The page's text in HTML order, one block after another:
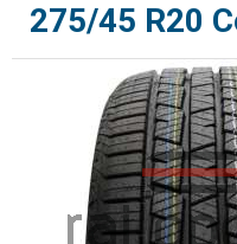
275/45 R20